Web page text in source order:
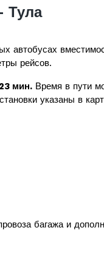
Тула
автобусах
рейсов.
мин. Время в пути
указаны в
багажа и